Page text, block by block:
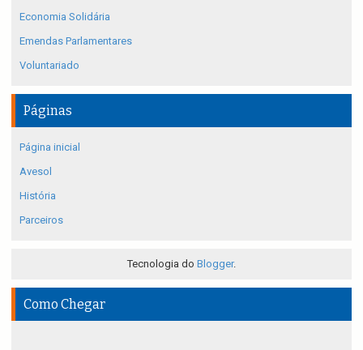
Economia Solidária
Emendas Parlamentares
Voluntariado
Páginas
Página inicial
Avesol
História
Parceiros
Tecnologia do Blogger.
Como Chegar